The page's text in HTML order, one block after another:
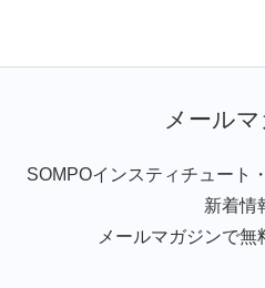
メール
SOMPOインスティチュート
新着情
メールマガジンで無